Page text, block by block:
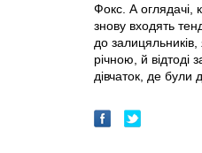
Фокс. А оглядачі,
знову входять
до
річною, й відтоді
дівчаток, де були